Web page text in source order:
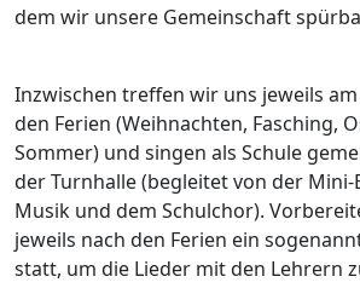
dem wir unsere Gemeinschaft
Inzwischen treffen wir uns jeweils
den Ferien (Weihnachten, Fasching,
Sommer) und singen als Schule
der Turnhalle (begleitet von der Mini-
Musik und dem Schulchor).
jeweils nach den Ferien ein
statt, um die Lieder mit den Lehrern